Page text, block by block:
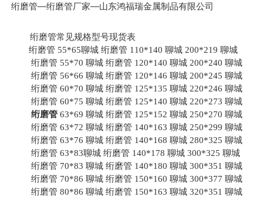
绗磨管—绗磨管厂家—山东鸿福瑞金属制品有限公司
绗磨管常见规格型号现货表
绗磨管 55*65聊城 绗磨管 110*140 聊城 200*219 聊城
绗磨管 55*70 聊城 绗磨管 120*140 聊城 200*240 聊城
绗磨管 56*66 聊城 绗磨管 120*146 聊城 200*245 聊城
绗磨管 60*70 聊城 绗磨管 125*135 聊城 220*246 聊城
绗磨管 60*75 聊城 绗磨管 125*140 聊城 220*273 聊城
绗磨管 63*69 聊城 绗磨管 125*152 聊城 250*270 聊城
绗磨管 63*72 聊城 绗磨管 140*163 聊城 250*299 聊城
绗磨管 63*76 聊城 绗磨管 140*168 聊城 280*325 聊城
绗磨管 63*83聊城 绗磨管 140*178 聊城 300*325 聊城
绗磨管 70*83 聊城 绗磨管 140*180 聊城 300*351 聊城
绗磨管 70*86 聊城 绗磨管 150*160 聊城 300*377 聊城
绗磨管 80*86 聊城 绗磨管 150*163 聊城 320*351 聊城